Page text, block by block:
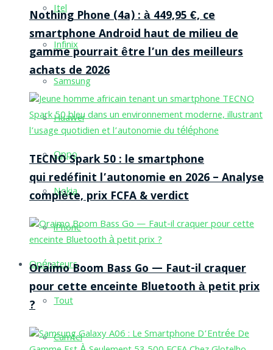
Itel
Infinix
Samsung
Huawei
Oppo
Nokia
iPhone
Opérateurs
Tout
Camtel
Nothing Phone (4a) : à 449,95 €, ce
smartphone Android haut de milieu de
gamme pourrait être l’un des meilleurs
achats de 2026
TECNO Spark 50 : le smartphone
qui redéfinit l’autonomie en 2026 – Analyse
complète, prix FCFA & verdict
Oraimo Boom Bass Go — Faut-il craquer
pour cette enceinte Bluetooth à petit prix
?